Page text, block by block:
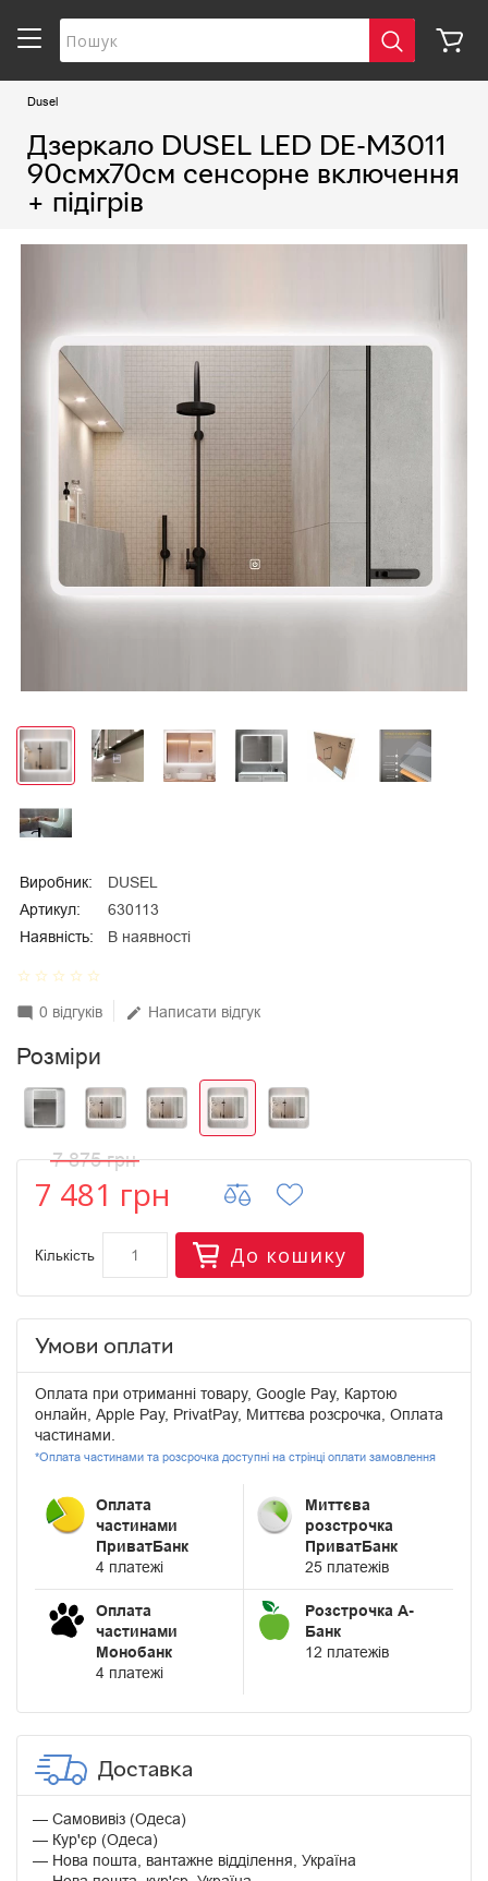
Dusel
Дзеркало DUSEL LED DE-M3011
90смх70см сенсорне включення
+ підігрів
Виробник:
DUSEL
Артикул:
630113
Наявність:
В наявності
star_border star_border star_border star_border star_border
mode_comment 0 відгуків edit Написати відгук
Розміри
7 875 грн
7 481 грн
Кількість До кошику
Умови оплати
Оплата при отриманні товару, Google Pay, Картою
онлайн, Apple Pay, PrivatPay, Миттєва розсрочка, Оплата
частинами.
*Оплата частинами та розсрочка доступні на стрінці оплати замовлення
Оплата
частинами
ПриватБанк
4 платежі
Миттєва
розстрочка
ПриватБанк
25 платежів
Оплата
частинами
Монобанк
4 платежі
Розстрочка А-
Банк
12 платежів
Доставка
Самовивіз (Одеса)
Кур'єр (Одеса)
Нова пошта, вантажне відділення, Україна